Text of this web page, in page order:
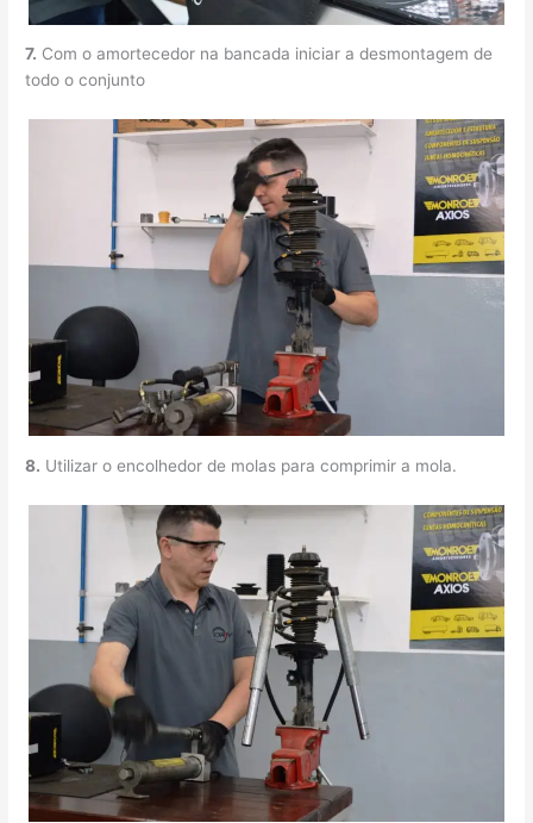
7. Com o amortecedor na bancada iniciar a desmontagem de
todo o conjunto
8. Utilizar o encolhedor de molas para comprimir a mola.